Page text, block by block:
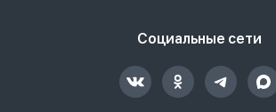
Социальные сети